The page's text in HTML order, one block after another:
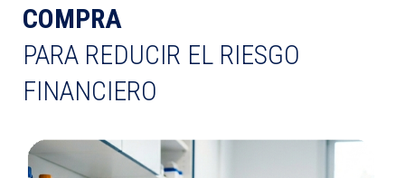
COMPRA
PARA REDUCIR EL RIESGO
FINANCIERO